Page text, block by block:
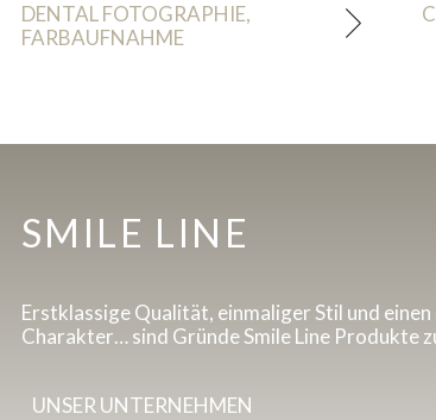
DENTAL FOTOGRAPHIE,
FARBAUFNAHME
SMILE LINE
Erstklassige Qualität, einmaliger Stil und einen
Charakter… sind Gründe Smile Line Produkte
UNSER UNTERNEHMEN